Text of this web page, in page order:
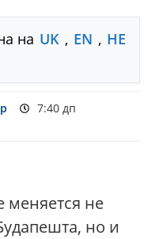
на UK , EN , HE
7:40 дп
меняется не
но и